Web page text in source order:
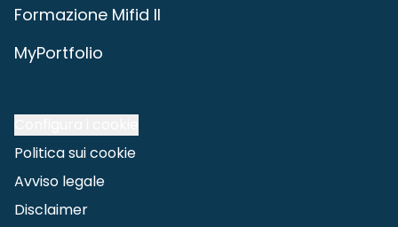
Formazione Mifid II
MyPortfolio
Politica sui cookie
Avviso legale
Disclaimer